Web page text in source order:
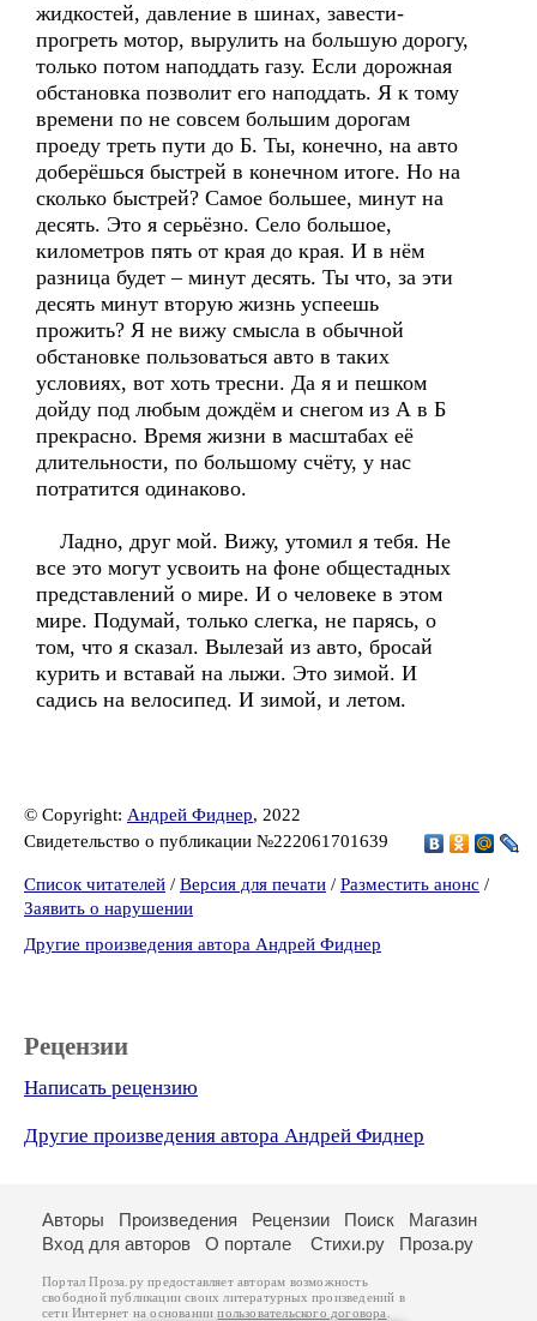
жидкостей, давление в шинах, завести-
прогреть мотор, вырулить на большую дорогу,
только потом наподдать газу. Если дорожная
обстановка позволит его наподдать. Я к тому
времени по не совсем большим дорогам
проеду треть пути до Б. Ты, конечно, на авто
доберёшься быстрей в конечном итоге. Но на
сколько быстрей? Самое большее, минут на
десять. Это я серьёзно. Село большое,
километров пять от края до края. И в нём
разница будет – минут десять. Ты что, за эти
десять минут вторую жизнь успеешь
прожить? Я не вижу смысла в обычной
обстановке пользоваться авто в таких
условиях, вот хоть тресни. Да я и пешком
дойду под любым дождём и снегом из А в Б
прекрасно. Время жизни в масштабах её
длительности, по большому счёту, у нас
потратится одинаково.
Ладно, друг мой. Вижу, утомил я тебя. Не
все это могут усвоить на фоне общестадных
представлений о мире. И о человеке в этом
мире. Подумай, только слегка, не парясь, о
том, что я сказал. Вылезай из авто, бросай
курить и вставай на лыжи. Это зимой. И
садись на велосипед. И зимой, и летом.
© Copyright: Андрей Фиднер, 2022
Свидетельство о публикации №222061701639
Список читателей / Версия для печати / Разместить анонс /
Заявить о нарушении
Другие произведения автора Андрей Фиднер
Рецензии
Написать рецензию
Другие произведения автора Андрей Фиднер
Авторы Произведения Рецензии Поиск
Магазин
Вход для авторов
О портале Стихи.ру Проза.ру
Портал Проза.ру предоставляет авторам возможность
свободной публикации своих литературных произведений в
сети Интернет на основаниипользовательского договора